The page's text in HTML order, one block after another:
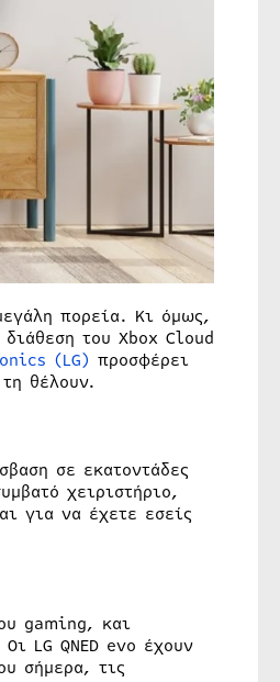
πορεία. Κι όμως,
του Xbox Cloud
(LG) προσφέρει
θέλουν.
σε εκατοντάδες
χειριστήριο,
για να έχετε εσείς
gaming, και
LG QNED evo έχουν
σήμερα, τις